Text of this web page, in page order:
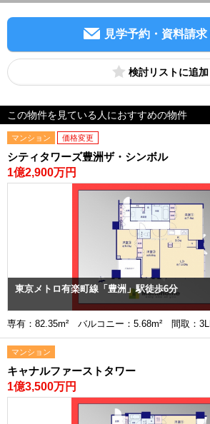
見学予約・資料請求
検討リスト
この物件を見ている人におすすめの物件
マンション 価格変更
シティタワーズ豊洲ザ・シンボル
1億2,900万円
東京メトロ有楽町線「豊洲」駅徒歩6分
専有：82.35m² バルコニー：5.68m² 間取：
マンション
キャナルファーストタワー
1億3,500万円